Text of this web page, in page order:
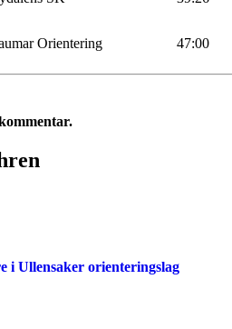
Orientering 47:00
i Ullensaker orienteringslag